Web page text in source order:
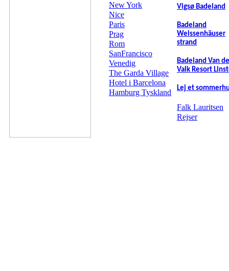
New York
Nice
Paris
Prag
Rom
SanFrancisco
Venedig
The Garda Village
Hotel i Barcelona
Hamburg Tyskland
Vigsø Badeland
Badeland
Weissenhäuser
strand
Badeland Van
Valk Resort
Lej et
Falk Lauritsen
Rejser